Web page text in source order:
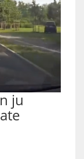
ju